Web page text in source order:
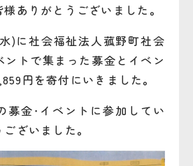
ありがとうございました。
)に社会福祉法人菰野町社会
トで集まった募金とイベン
円を寄付にいきました。
募金・イベントに参加してい
ざいました。